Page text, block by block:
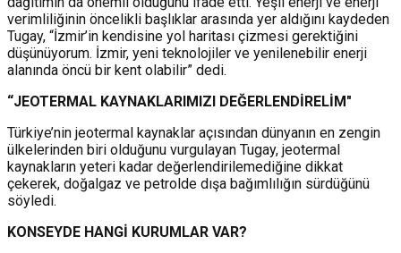
verimliliğinin öncelikli başlıklar arasında yer aldığını kaydeden
Tugay, “İzmir’in kendisine yol haritası çizmesi gerektiğini
düşünüyorum. İzmir, yeni teknolojiler ve yenilenebilir enerji
alanında öncü bir kent olabilir” dedi.
“JEOTERMAL KAYNAKLARIMIZI DEĞERLENDİRELİM"
Türkiye’nin jeotermal kaynaklar açısından dünyanın en zengin
ülkelerinden biri olduğunu vurgulayan Tugay, jeotermal
kaynakların yeteri kadar değerlendirilemediğine dikkat
çekerek, doğalgaz ve petrolde dışa bağımlılığın sürdüğünü
söyledi.
KONSEYDE HANGİ KURUMLAR VAR?